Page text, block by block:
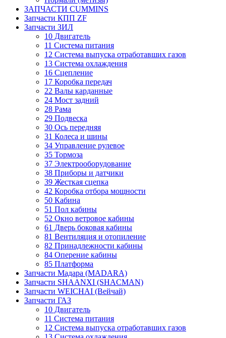
ЗАПЧАСТИ CUMMINS
Запчасти КПП ZF
Запчасти ЗИЛ
10 Двигатель
11 Система питания
12 Система выпуска отработавших газов
13 Система охлаждения
16 Сцепление
17 Коробка передач
22 Валы карданные
24 Мост задний
28 Рама
29 Подвеска
30 Ось передняя
31 Колеса и шины
34 Управление рулевое
35 Тормоза
37 Электрооборудование
38 Приборы и датчики
39 Жесткая сцепка
42 Коробка отбора мощности
50 Кабина
51 Пол кабины
52 Окно ветровое кабины
61 Дверь боковая кабины
81 Вентиляция и отопиление
82 Принадлежности кабины
84 Оперение кабины
85 Платформа
Запчасти Мадара (MADARA)
Запчасти SHAANXI (SHACMAN)
Запчасти WEICHAI (Вейчай)
Запчасти ГАЗ
10 Двигатель
11 Система питания
12 Система выпуска отработавших газов